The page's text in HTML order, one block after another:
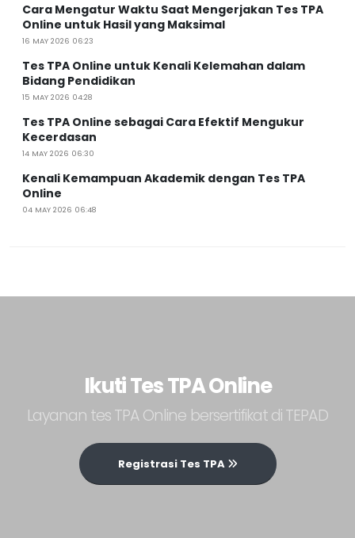
Cara Mengatur Waktu Saat Mengerjakan Tes TPA
Online untuk Hasil yang Maksimal
16 MAY 2026 06:23
Tes TPA Online untuk Kenali Kelemahan dalam
Bidang Pendidikan
15 MAY 2026 04:28
Tes TPA Online sebagai Cara Efektif Mengukur
Kecerdasan
14 MAY 2026 06:30
Kenali Kemampuan Akademik dengan Tes TPA
Online
04 MAY 2026 06:48
Ikuti Tes TPA Online
Layanan tes TPA Online bersertifikat di TEPAD
Registrasi Tes TPA